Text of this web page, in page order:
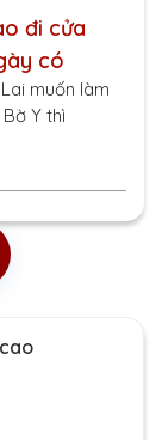
đi cửa
có
muốn làm
Y thì